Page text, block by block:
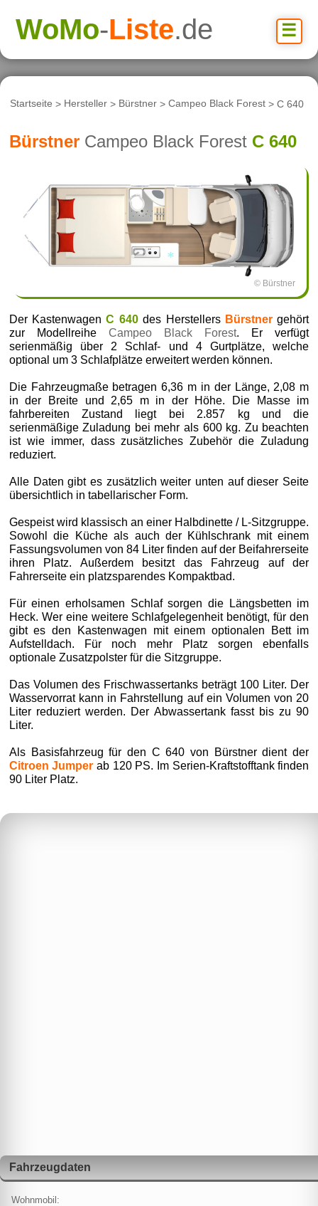
☰
WoMo-Liste.de
Startseite > Hersteller > Bürstner >Campeo Black Forest > C 640
Bürstner Campeo Black Forest C 640
© Bürstner
Der KastenwagenC 640des Herstellers Bürstnergehört
zur Modellreihe Campeo Black Forest. Er verfügt
serienmäßig über 2 Schlaf- und 4 Gurtplätze, welche
optional um 3 Schlafplätze erweitert werden können.
Die Fahrzeugmaße betragen 6,36 m in der Länge, 2,08 m
in der Breite und 2,65 m in der Höhe. Die Masse im
fahrbereiten Zustand liegt bei 2.857 kg und die
serienmäßige Zuladung bei mehr als 600 kg. Zu beachten
ist wie immer, dass zusätzliches Zubehör die Zuladung
reduziert.
Alle Daten gibt es zusätzlich weiter unten auf dieser Seite
übersichtlich in tabellarischer Form.
Gespeist wird klassisch an einer Halbdinette / L-Sitzgruppe.
Sowohl die Küche als auch der Kühlschrank mit einem
Fassungsvolumen von 84 Liter finden auf der Beifahrerseite
ihren Platz. Außerdem besitzt das Fahrzeug auf der
Fahrerseite ein platzsparendes Kompaktbad.
Für einen erholsamen Schlaf sorgen die Längsbetten im
Heck. Wer eine weitere Schlafgelegenheit benötigt, für den
gibt es den Kastenwagen mit einem optionalen Bett im
Aufstelldach. Für noch mehr Platz sorgen ebenfalls
optionale Zusatzpolster für die Sitzgruppe.
Das Volumen des Frischwassertanks beträgt 100 Liter. Der
Wasservorrat kann in Fahrstellung auf ein Volumen von 20
Liter reduziert werden. Der Abwassertank fasst bis zu 90
Liter.
Als Basisfahrzeug für den C 640 von Bürstner dient der
Citroen Jumper ab 120 PS. Im Serien-Kraftstofftank finden
90 Liter Platz.
Fahrzeugdaten
Wohnmobil: